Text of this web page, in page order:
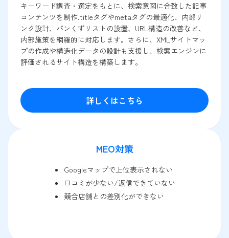
キーワード調査・選定をもとに、検索意図に合致した記事
コンテンツを制作.titleタグやmetaタグの最適化、内部リ
ンク設計、パンくずリストの設置、URL構造の改善など、
内部施策を網羅的に対応します。さらに、XMLサイトマッ
プの作成や構造化データの設計も支援し、検索エンジンに
評価されるサイト構造を構築します。
詳しくはこちら
MEO対策
Googleマップで上位表示されない
口コミが少ない/返信できていない
競合店舗との差別化ができない